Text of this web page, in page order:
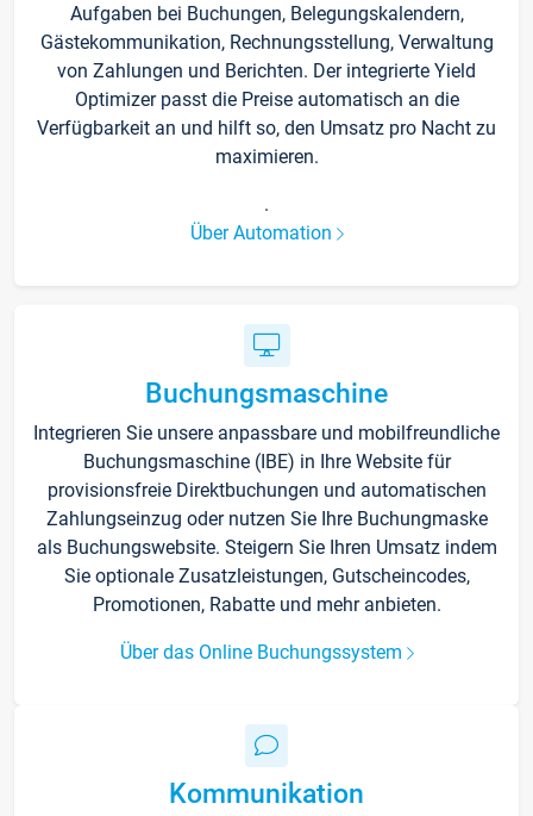
Aufgaben bei Buchungen, Belegungskalendern,
Gästekommunikation, Rechnungsstellung, Verwaltung
von Zahlungen und Berichten. Der integrierte Yield
Optimizer passt die Preise automatisch an die
Verfügbarkeit an und hilft so, den Umsatz pro Nacht zu
maximieren.
.
Über Automation
Buchungsmaschine
Integrieren Sie unsere anpassbare und mobilfreundliche
Buchungsmaschine (IBE) in Ihre Website für
provisionsfreie Direktbuchungen und automatischen
Zahlungseinzug oder nutzen Sie Ihre Buchungmaske
als Buchungswebsite. Steigern Sie Ihren Umsatz indem
Sie optionale Zusatzleistungen, Gutscheincodes,
Promotionen, Rabatte und mehr anbieten.
Über das Online Buchungssystem
Kommunikation